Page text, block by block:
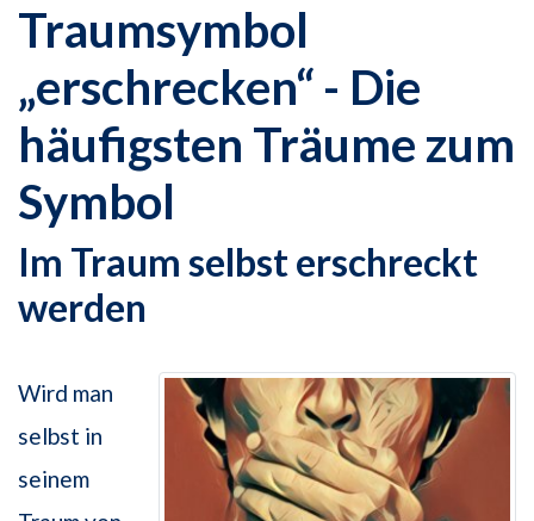
Traumsymbol
„erschrecken“ - Die
häufigsten Träume zum
Symbol
Im Traum selbst erschreckt
werden
Wird man
selbst in
seinem